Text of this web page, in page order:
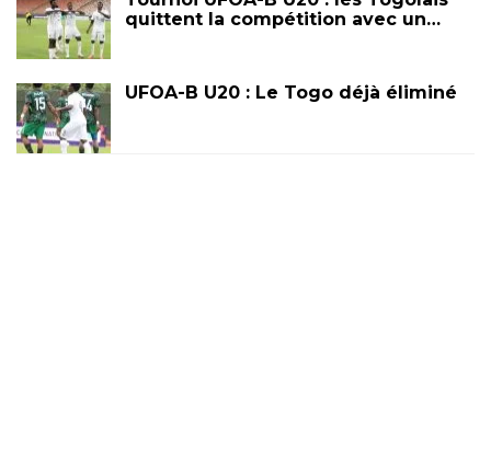
quittent la compétition avec un…
UFOA-B U20 : Le Togo déjà éliminé